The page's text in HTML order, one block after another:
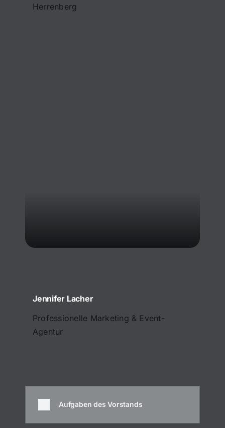
Herrenberg
Jennifer Lacher
Professionelle Marketing & Event-
Agentur
Aufgaben des Vorstands